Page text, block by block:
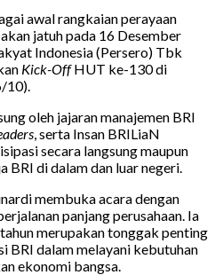
awal rangkaian perayaan
jatuh pada 16 Desember
Indonesia (Persero) Tbk
Kick-OffHUT ke-130 di
10).
oleh jajaran manajemen BRI
, serta Insan BRILiaN
secara langsung maupun
di dalam dan luar negeri.
membuka acara dengan
panjang perusahaan. Ia
merupakan tonggak penting
BRI dalam melayani kebutuhan
ekonomi bangsa.